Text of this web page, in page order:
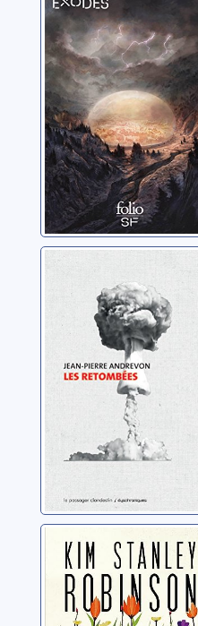
Ligny, Jean-Marc
Les retombées
Andrevon, Jean-Pierre
Le ministère du
futur
Robinson, Kim Stanley